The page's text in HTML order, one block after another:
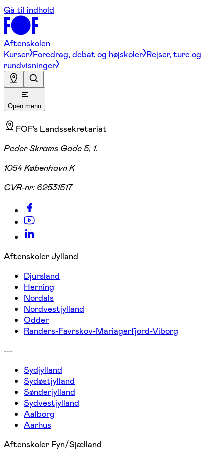
Gå til indhold
Aftenskolen
Kurser Foredrag, debat og højskoler Rejser, ture og
rundvisninger
Open menu
FOF's Landssekretariat
Peder Skrams Gade 5, 1.
1054 København K
CVR-nr: 62531517
Aftenskoler Jylland
Djursland
Herning
Nordals
Nordvestjylland
Odder
Randers-Favrskov-Mariagerfjord-Viborg
---
Sydjylland
Sydøstjylland
Sønderjylland
Sydvestjylland
Aalborg
Aarhus
Aftenskoler Fyn/Sjælland